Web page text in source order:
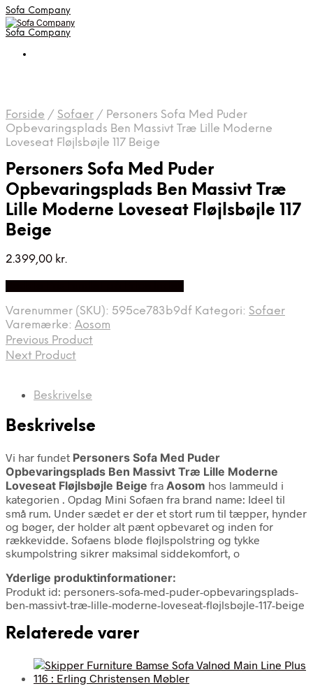
Sofa Company
Sofa Company
Forside / Sofaer / Personers Sofa Med Puder
Opbevaringsplads Ben Massivt Træ Lille Moderne
Loveseat Fløjlsbøjle 117 Beige
Personers Sofa Med Puder
Opbevaringsplads Ben Massivt Træ
Lille Moderne Loveseat Fløjlsbøjle 117
Beige
2.399,00 kr.
Varenummer (SKU): 595ce783b9df Kategori: Sofaer
Varemærke: Aosom
Previous Product
Next Product
Beskrivelse
Beskrivelse
Vi har fundet Personers Sofa Med Puder
Opbevaringsplads Ben Massivt Træ Lille Moderne
Loveseat Fløjlsbøjle Beige fra Aosom hos lammeuld i
kategorien . Opdag Mini Sofaen fra brand name: Ideel til
små rum. Under sædet er der et stort rum til tæpper, hynder
og bøger, der holder alt pænt opbevaret og inden for
rækkevidde. Sofaens bløde fløjlspolstring og tykke
skumpolstring sikrer maksimal siddekomfort, o
Yderlige produktinformationer:
Produkt id: personers-sofa-med-puder-opbevaringsplads-
ben-massivt-træ-lille-moderne-loveseat-fløjlsbøjle-117-beige
Relaterede varer